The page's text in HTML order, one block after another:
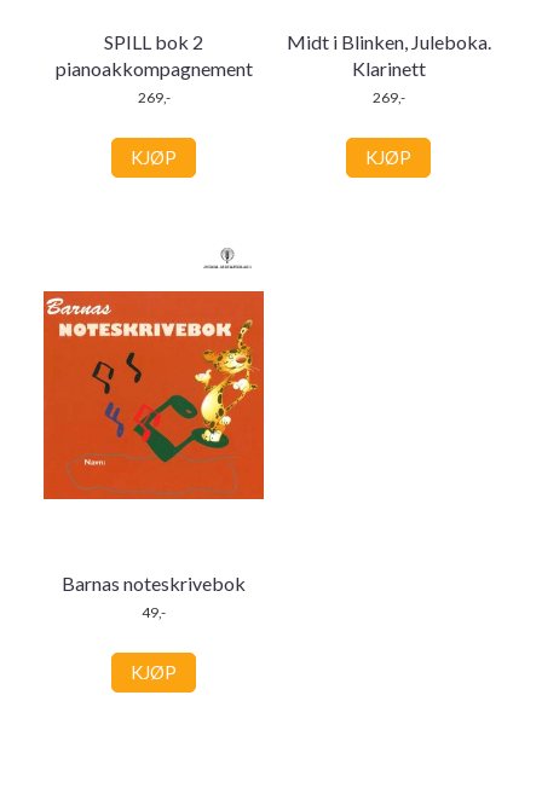
SPILL bok 2
pianoakkompagnement
269,-
KJØP
Midt i Blinken, Juleboka.
Klarinett
269,-
KJØP
Barnas noteskrivebok
49,-
KJØP